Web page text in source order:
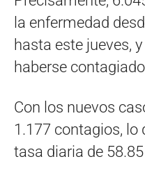
la enfermedad
hasta este jueves,
haberse
Con los nuevos
1.177 contagios, lo
tasa diaria de